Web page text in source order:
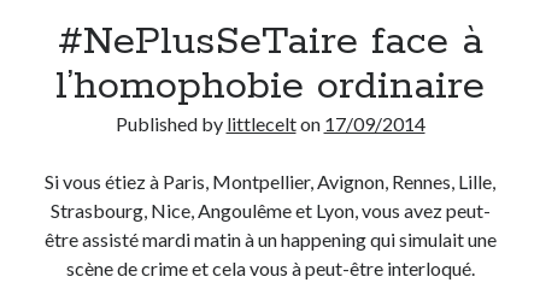
Derniers Commentaires
dans
C’était pas mieux avant… à Lyon
AnthonydansComment j’ai opéré ma vélorution toute personnelle
Renaud DucherdansComment j’ai opéré ma vélorution toute
personnelle
#NePlusSeTaire face à
l’homophobie ordinaire
Published by littlecelton 17/09/2014
Si vous étiez à Paris, Montpellier, Avignon, Rennes, Lille,
Strasbourg, Nice, Angoulême et Lyon, vous avez peut-
être assisté mardi matin à un happening qui simulait une
scène de crime et cela vous à peut-être interloqué.